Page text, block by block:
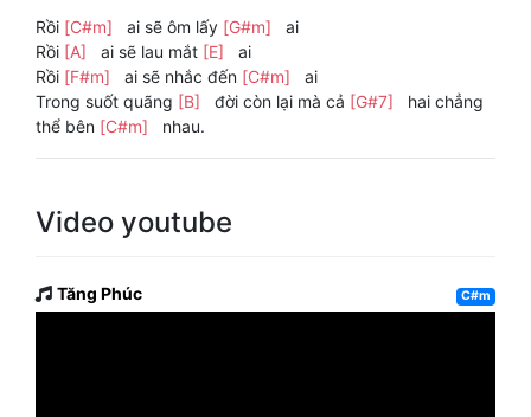
Rồi [C#m] ai sẽ ôm lấy [G#m]
ai
Rồi [A] ai sẽ lau mắt [E]
ai
Rồi [F#m] ai sẽ nhắc đến [C#m]
ai
Trong suốt quãng [B] đời còn lại mà cả [G#7]
hai chẳng
thể bên [C#m] nhau.
Video youtube
Tăng Phúc C#m